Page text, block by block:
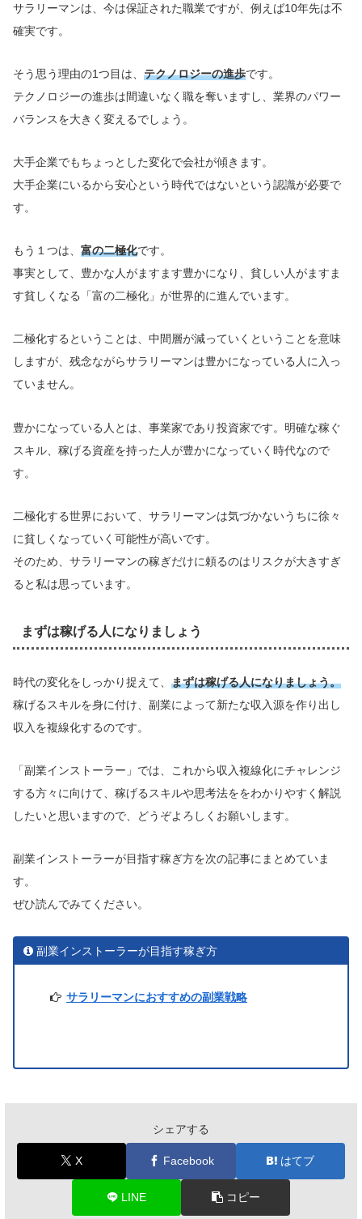
サラリーマンは、今は保証された職業ですが、例えば10年先は不
確実です。
そう思う理由の1つ目は、 テクノロジーの進歩です。
テクノロジーの進歩は間違いなく職を奪いますし、業界のパワー
バランスを大きく変えるでしょう。
大手企業でもちょっとした変化で会社が傾きます。
大手企業にいるから安心という時代ではないという認識が必要で
す。
もう１つは、 富の二極化です。
事実として、豊かな人がますます豊かになり、貧しい人がますま
す貧しくなる「富の二極化」が世界的に進んでいます。
二極化するということは、中間層が減っていくということを意味
しますが、残念ながらサラリーマンは豊かになっている人に入っ
ていません。
豊かになっている人とは、事業家であり投資家です。明確な稼ぐ
スキル、稼げる資産を持った人が豊かになっていく時代なので
す。
二極化する世界において、サラリーマンは気づかないうちに徐々
に貧しくなっていく可能性が高いです。
そのため、サラリーマンの稼ぎだけに頼るのはリスクが大きすぎ
ると私は思っています。
まずは稼げる人になりましょう
時代の変化をしっかり捉えて、 まずは稼げる人になりましょう。
稼げるスキルを身に付け、副業によって新たな収入源を作り出し
収入を複線化するのです。
「副業インストーラー」では、これから収入複線化にチャレンジ
する方々に向けて、稼げるスキルや思考法ををわかりやすく解説
したいと思いますので、どうぞよろしくお願いします。
副業インストーラーが目指す稼ぎ方を次の記事にまとめていま
す。
ぜひ読んでみてください。
副業インストーラーが目指す稼ぎ方
サラリーマンにおすすめの副業戦略
シェアする
X Facebook はてブ
LINE コピー